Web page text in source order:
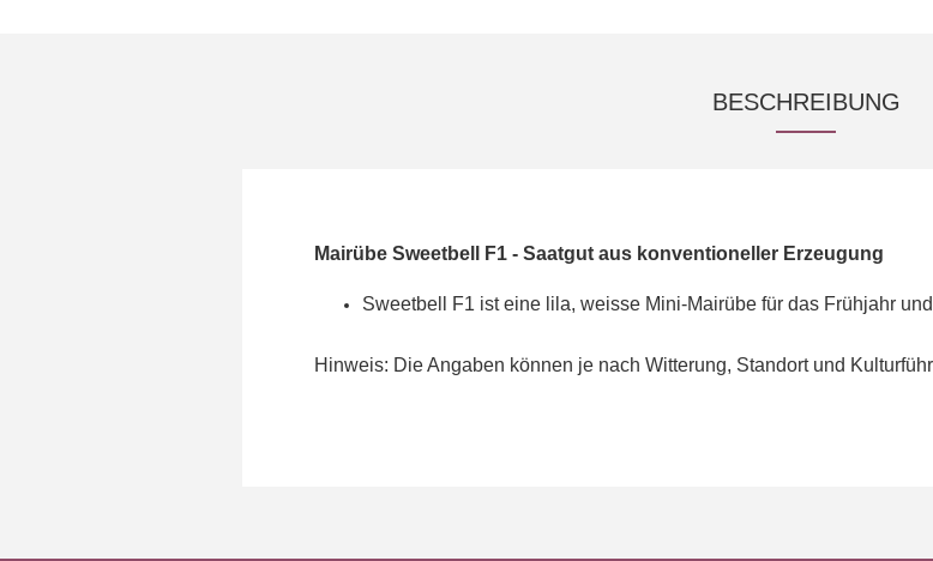
BESCHREIBUNG
Mairübe Sweetbell F1 - Saatgut aus konventioneller Erzeugung
Sweetbell F1 ist eine lila, weisse Mini-Mairübe für das Frühjahr
Hinweis: Die Angaben können je nach Witterung, Standort und